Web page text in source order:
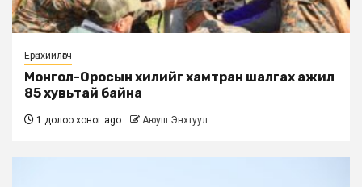
Ерөнхийлөгч
Монгол-Оросын хилийг хамтран шалгах ажил
85 хувьтай байна
1 долоо хоног ago Аюуш Энхтуул